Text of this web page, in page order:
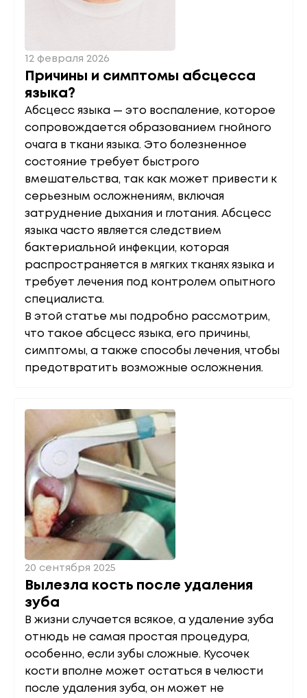
12 февраля 2026
Причины и симптомы абсцесса
языка?
Абсцесс языка — это воспаление, которое
сопровождается образованием гнойного
очага в ткани языка. Это болезненное
состояние требует быстрого
вмешательства, так как может привести к
серьезным осложнениям, включая
затруднение дыхания и глотания. Абсцесс
языка часто является следствием
бактериальной инфекции, которая
распространяется в мягких тканях языка и
требует лечения под контролем опытного
специалиста.
В этой статье мы подробно рассмотрим,
что такое абсцесс языка, его причины,
симптомы, а также способы лечения, чтобы
предотвратить возможные осложнения.
20 сентября 2025
Вылезла кость после удаления
зуба
В жизни случается всякое, а удаление зуба
отнюдь не самая простая процедура,
особенно, если зубы сложные. Кусочек
кости вполне может остаться в челюсти
после удаления зуба, он может не